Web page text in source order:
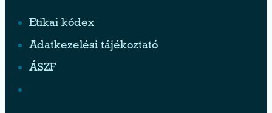
Etikai kódex
Adatkezelési tájékoztató
ÁSZF